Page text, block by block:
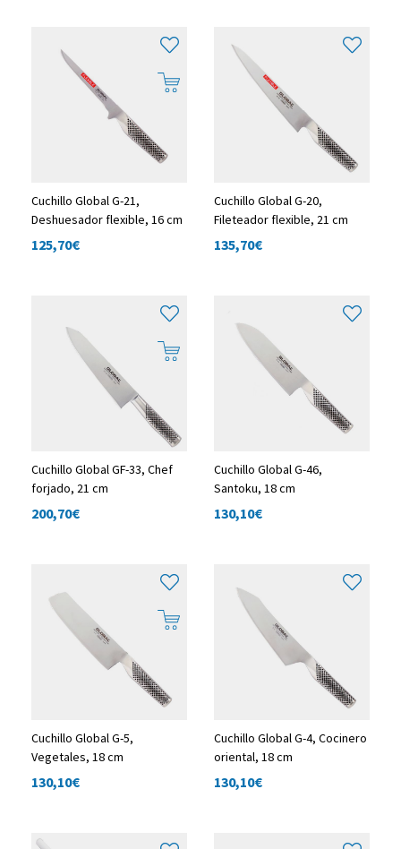
Cuchillo Global G-21,
Deshuesador flexible, 16 cm
125,70€
Cuchillo Global G-20,
Fileteador flexible, 21 cm
135,70€
Cuchillo Global GF-33, Chef
forjado, 21 cm
200,70€
Cuchillo Global G-46,
Santoku, 18 cm
130,10€
Cuchillo Global G-5,
Vegetales, 18 cm
130,10€
Cuchillo Global G-4, Cocinero
oriental, 18 cm
130,10€